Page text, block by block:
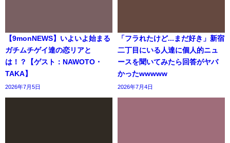
【9monNEWS】いよいよ始まる
ガチムチゲイ達の恋リアと
は！？【ゲスト：NAWOTO・
TAKA】
2026年7月5日
「フラれたけど...まだ好き」新宿
二丁目にいる人達に個人的ニュ
ースを聞いてみたら回答がヤバ
かったwwwww
2026年7月4日